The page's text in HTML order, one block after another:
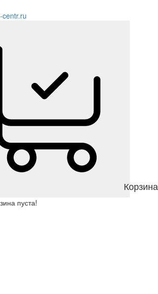
Корзина
пуста!